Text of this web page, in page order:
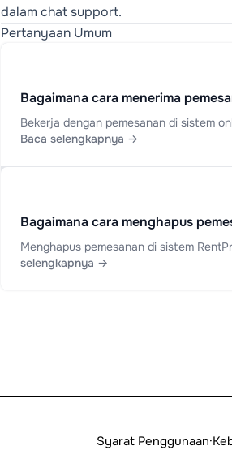
dalam chat support.
Pertanyaan Umum
Bagaimana cara menerima
Bekerja dengan pemesanan di sistem
Baca selengkapnya →
Bagaimana cara menghapus
Menghapus pemesanan di sistem
selengkapnya →
Syarat Penggunaan·